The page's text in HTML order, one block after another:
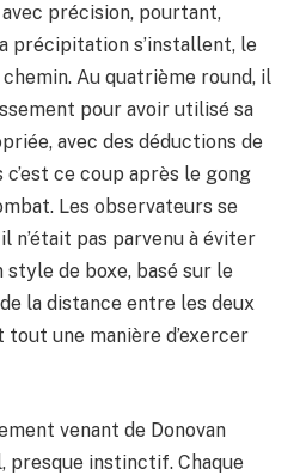
précision, pourtant,
précipitation s’installent, le
Au quatrième round, il
pour avoir utilisé sa
avec des déductions de
ce coup après le gong
Les observateurs se
n’était pas parvenu à éviter
de boxe, basé sur le
la distance entre les deux
une manière d’exercer
venant de Donovan
presque instinctif. Chaque